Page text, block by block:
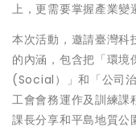
上，更需要掌握產業變
本次活動，邀請臺灣科
的內涵，包含把「環
(Social）」和「公司
工會會務運作及訓練課
課長分享和平島地質公